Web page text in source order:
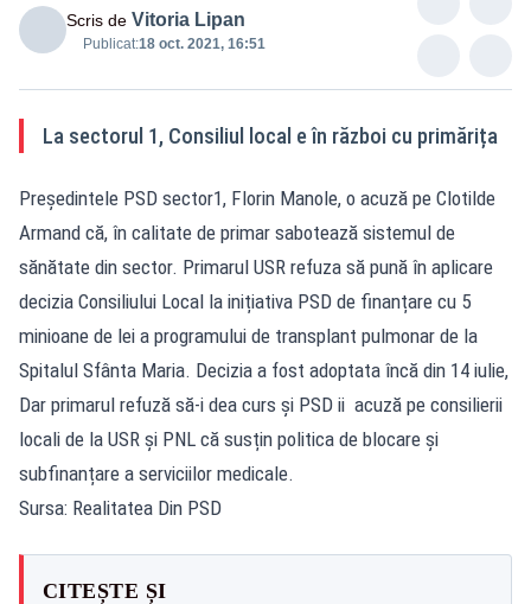
Scris de Vitoria Lipan
Publicat:18 oct. 2021, 16:51
La sectorul 1, Consiliul local e în război cu primărița
Președintele PSD sector1, Florin Manole, o acuză pe Clotilde
Armand că, în calitate de primar sabotează sistemul de
sănătate din sector. Primarul USR refuza să pună în aplicare
decizia Consiliului Local la inițiativa PSD de finanțare cu 5
minioane de lei a programului de transplant pulmonar de la
Spitalul Sfânta Maria. Decizia a fost adoptata încă din 14 iulie,
Dar primarul refuză să-i dea curs și PSD ii acuză pe consilierii
locali de la USR și PNL că susțin politica de blocare și
subfinanțare a serviciilor medicale.
Sursa: Realitatea Din PSD
CITEȘTE ȘI